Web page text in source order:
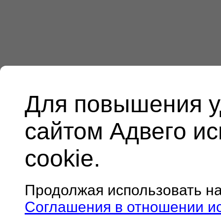
Для повышения
сайтом Адвего
cookie.
Продолжая использовать
Соглашения в отношении